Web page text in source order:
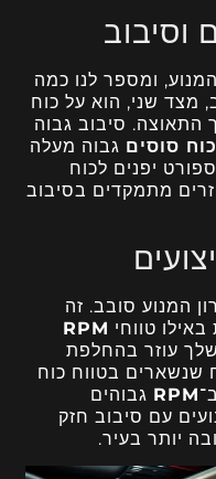
וסיבוב
ומספר לנו כמה
מצד שני, הוא על כוח
התאוצה. סיבוב גבוה
כוח סוסים גבוה מעלה
יפנים לכוח
מתמקדים בסיבוב
המנוע סובב. זה
טווחי RPM
שלך עוזר בהחלפת
שנשארים בטווח כוח
RPM גבוהים
עם סיבוב חזק